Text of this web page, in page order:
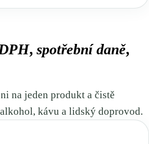
DPH, spotřební daně,
na jeden produkt a čistě
kávu a lidský doprovod.